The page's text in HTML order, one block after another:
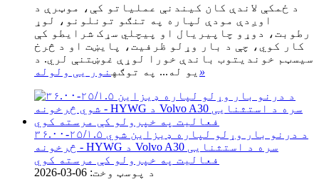
د ځمکې لاندې کان کیندنې عملیاتو کې، موټرې د
اوږدې مودې لپاره په تنګو تونلونو، لوړ
رطوبت، دوړو چاپیریال او پیچلي سړک شرایطو کې
کار کوي، چې د بار وړلو ظرفیت، پایښت او د څرخ
سیسټم خوندیتوب باندې خورا لوړې غوښتنې لري. د
یو له... په توګه نور یی ولوله »
۳۶.۰۰-۲۵/۱.۵ د درنو بار وړلو لپاره ډیزاین شوي
څرخونه - HYWG د Volvo A30 سره د استثنایی
فعالیت په خپرولو کې مرسته کوي
د پوسټ وخت: 06-03-2026